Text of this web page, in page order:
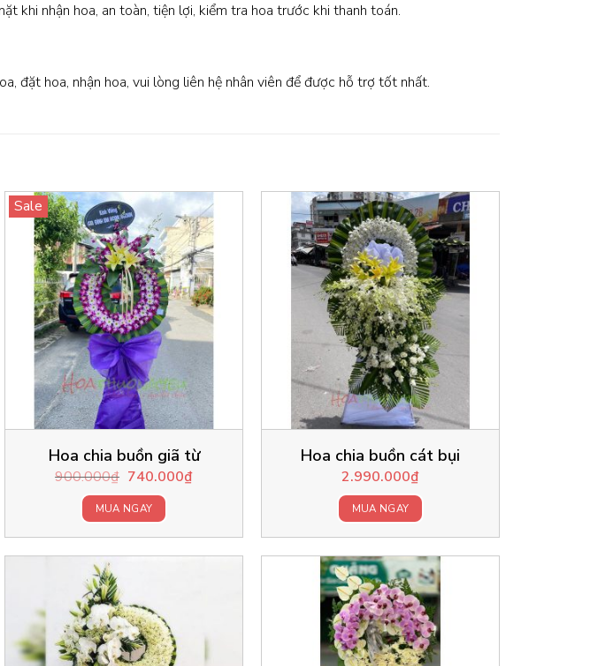
khi nhận hoa, an toàn, tiện lợi, kiểm tra hoa trước khi thanh toán.
đặt hoa, nhận hoa, vui lòng liên hệ nhân viên để được hỗ trợ tốt nhất.
Sale
Hoa chia buồn giã từ
900.000₫ Original
price
was:
900.000₫.
740.000₫Current
MUA NGAY
Hoa chia buồn cát bụi
2.990.000₫
MUA NGAY